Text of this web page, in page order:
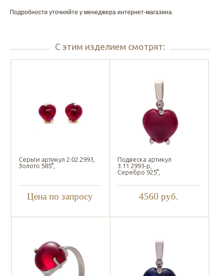
Подробности уточняйте у менеджера интернет-магазина.
С этим изделием смотрят:
Серьги артикул 2.02.2993,
Золото 585°,
Цена по запросу
Подвеска артикул
3.11.2993-р,
Серебро 925°,
4560 руб.